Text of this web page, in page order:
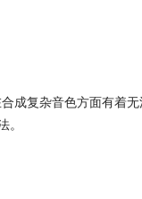
成复杂音色方面有着
。